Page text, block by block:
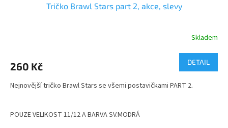
Tričko Brawl Stars part 2, akce, slevy
je
z
Skladem
260 Kč DETAIL
Nejnovější tričko Brawl Stars se všemi postavičkami PART 2.
POUZE VELIKOST 11/12 A BARVA SV.MODRÁ